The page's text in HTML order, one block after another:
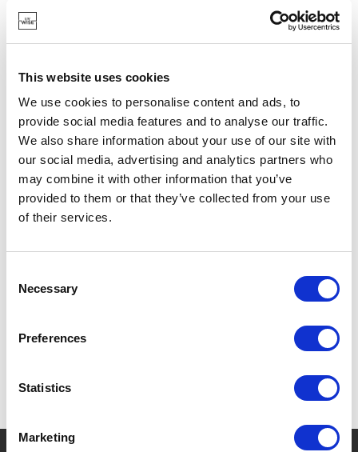
This website uses cookies
We use cookies to personalise content and ads, to
provide social media features and to analyse our traffic.
We also share information about your use of our site with
our social media, advertising and analytics partners who
may combine it with other information that you’ve
provided to them or that they’ve collected from your use
of their services.
Selection
Necessary
Preferences
Statistics
Marketing
De Sistema containers worden alom gebruikt en
schikken zich naar elke levensstijl: van collecties vol
een uitgebreide microwave serie tot voorraad- en
Een uitgebreid gamma herkenbaar aan de
karakteristieke Sistema® vergrendelclips, stapelbaar
en van een duurzame kwaliteit.
De hele Sistema® collectie is bovendien vaatwasser-,